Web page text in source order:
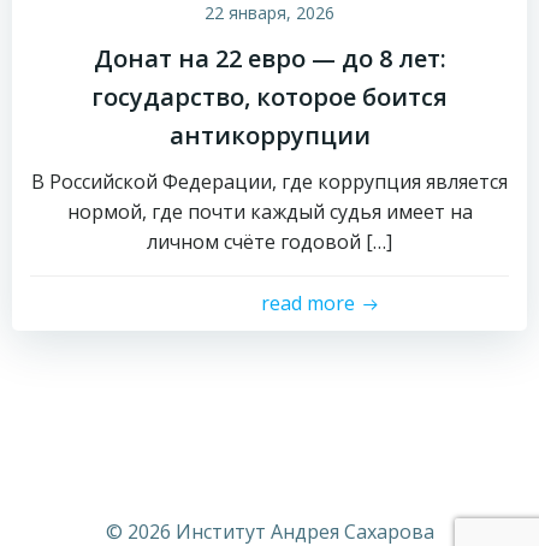
22 января, 2026
Донат на 22 евро — до 8 лет:
государство, которое боится
антикоррупции
В Российской Федерации, где коррупция является
нормой, где почти каждый судья имеет на
личном счёте годовой […]
read more
© 2026 Институт Андрея Сахарова